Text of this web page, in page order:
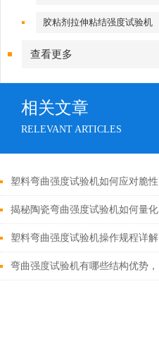
胶粘剂拉伸粘结强度试验机
查看更多
相关文章
RELEVANT ARTICLES
塑料弯曲强度试验机如何应对脆性
材料断裂瞬间？夹具与速度是关键
揭秘陶瓷弯曲强度试验机如何量化
材料的抗弯能力
塑料弯曲强度试验机操作规程详解
弯曲强度试验机有哪些结构优势，